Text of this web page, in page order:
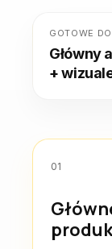
GOTOWE
Główny
+
01